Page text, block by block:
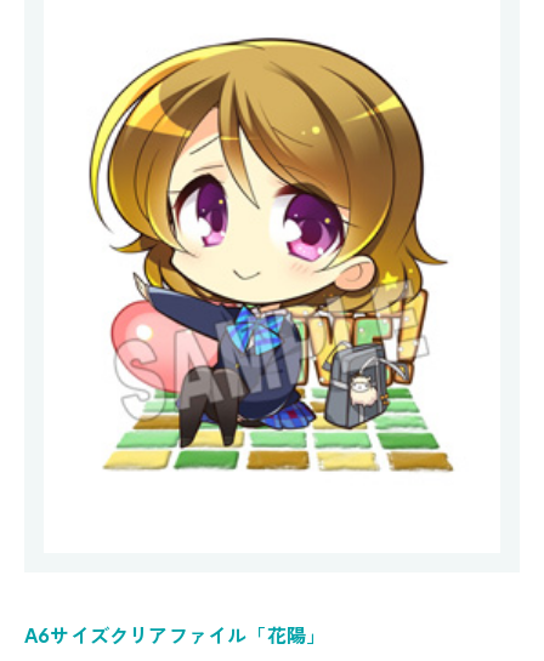
A6サイズクリアファイル「花陽」